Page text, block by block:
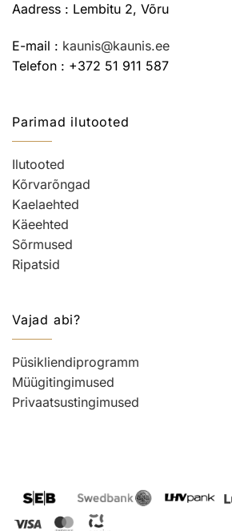
Aadress : Lembitu 2, Võru
E-mail : kaunis@kaunis.ee
Telefon : +372 51 911 587
Parimad ilutooted
Ilutooted
Kõrvarõngad
Kaelaehted
Käeehted
Sõrmused
Ripatsid
Vajad abi?
Püsikliendiprogramm
Müügitingimused
Privaatsustingimused